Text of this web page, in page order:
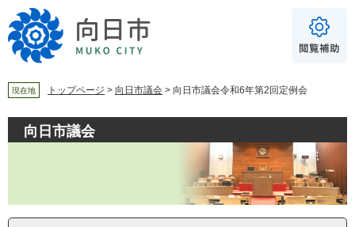
ー
ジ
。
ニ
ュ
て
音声読み上げ
ふりがな
現在地 トップページ > 向日市議会 > 向日市議会令和6年第2回定例会
向日市議会